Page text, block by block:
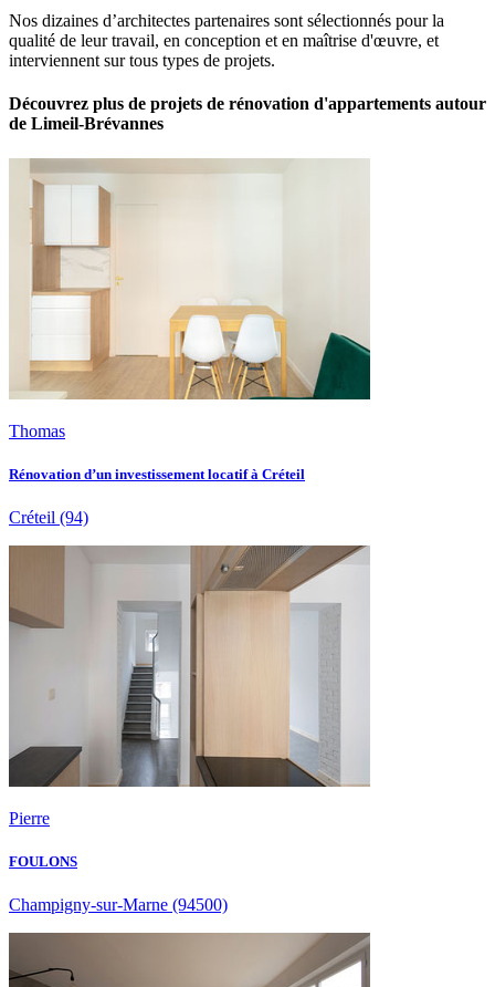
Nos dizaines d’architectes partenaires sont sélectionnés pour la
qualité de leur travail, en conception et en maîtrise d'œuvre, et
interviennent sur tous types de projets.
Découvrez plus de projets de rénovation d'appartements autour
de Limeil-Brévannes
Thomas
Rénovation d’un investissement locatif à Créteil
Créteil (94)
Pierre
FOULONS
Champigny-sur-Marne (94500)